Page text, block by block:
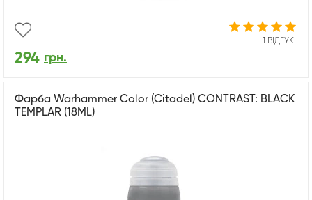
1 ВІДГУК
294 грн.
Фарба Warhammer Color (Citadel) CONTRAST: BLACK
TEMPLAR (18ML)